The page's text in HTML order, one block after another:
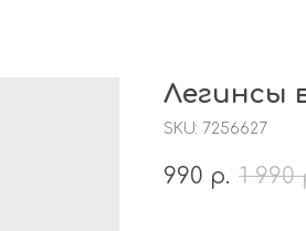
Легинсы
SKU: 7256627
990 р. 1 990